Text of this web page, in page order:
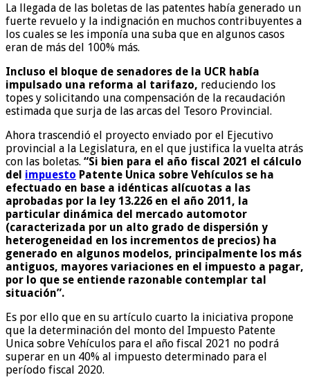
La llegada de las boletas de las patentes había generado un
fuerte revuelo y la indignación en muchos contribuyentes a
los cuales se les imponía una suba que en algunos casos
eran de más del 100% más.
Incluso el bloque de senadores de la UCR había
impulsado una reforma al tarifazo, reduciendo los
topes y solicitando una compensación de la recaudación
estimada que surja de las arcas del Tesoro Provincial.
Ahora trascendió el proyecto enviado por el Ejecutivo
provincial a la Legislatura, en el que justifica la vuelta atrás
con las boletas. “Si bien para el año fiscal 2021 el cálculo
del impuesto Patente Unica sobre Vehículos se ha
efectuado en base a idénticas alícuotas a las
aprobadas por la ley 13.226 en el año 2011, la
particular dinámica del mercado automotor
(caracterizada por un alto grado de dispersión y
heterogeneidad en los incrementos de precios) ha
generado en algunos modelos, principalmente los más
antiguos, mayores variaciones en el impuesto a pagar,
por lo que se entiende razonable contemplar tal
situación”.
Es por ello que en su artículo cuarto la iniciativa propone
que la determinación del monto del Impuesto Patente
Unica sobre Vehículos para el año fiscal 2021 no podrá
superar en un 40% al impuesto determinado para el
período fiscal 2020.